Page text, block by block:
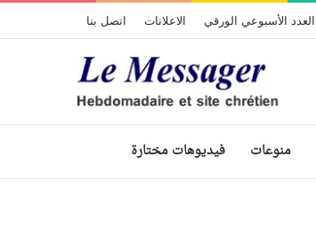
العدد الأسبوعي الورقي الاعلانات اتصل بنا
منوعات فيديوهات مختارة